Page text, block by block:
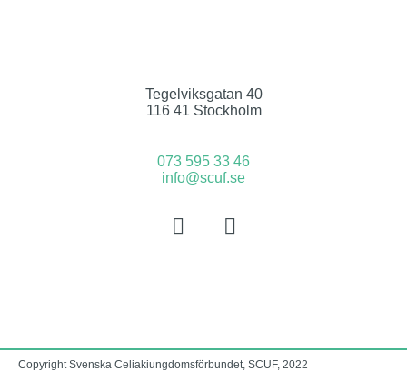
Tegelviksgatan 40
116 41 Stockholm
073 595 33 46
info@scuf.se
Copyright Svenska Celiakiungdomsförbundet, SCUF, 2022